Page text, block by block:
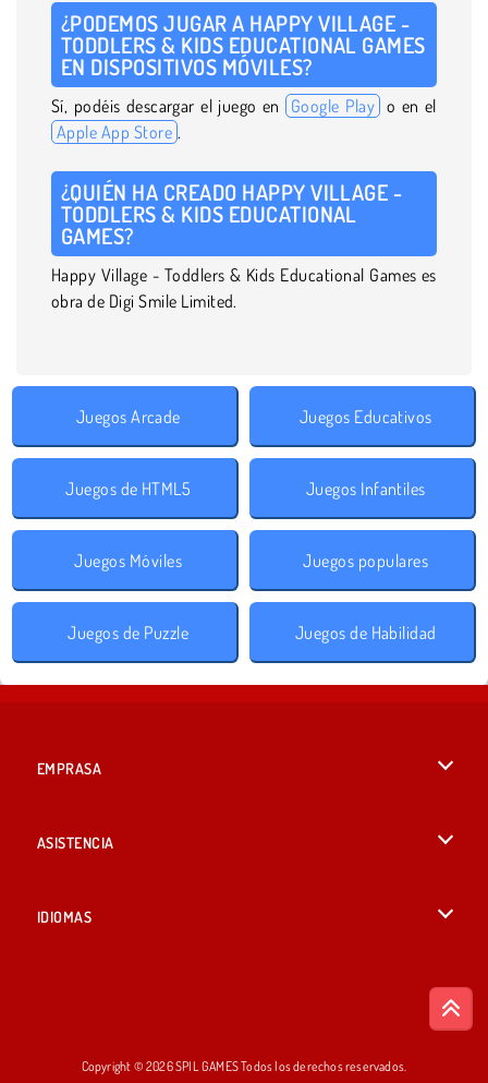
¿PODEMOS JUGAR A HAPPY VILLAGE -
TODDLERS & KIDS EDUCATIONAL GAMES
EN DISPOSITIVOS MÓVILES?
Sí, podéis descargar el juego en Google Play o en el
Apple App Store .
¿QUIÉN HA CREADO HAPPY VILLAGE -
TODDLERS & KIDS EDUCATIONAL
GAMES?
Happy Village - Toddlers & Kids Educational Games es
obra de Digi Smile Limited.
Juegos Arcade Juegos Educativos
Juegos de HTML5 Juegos Infantiles
Juegos Móviles Juegos populares
Juegos de Puzzle Juegos de Habilidad
EMPRASA
ASISTENCIA
IDIOMAS
Copyright © 2026 SPIL GAMES Todos los derechos reservados.